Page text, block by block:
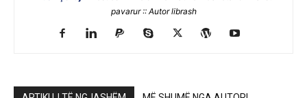
pavarur :: Autor librash